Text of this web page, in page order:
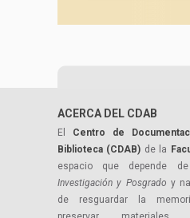
ACERCA DEL CDAB
El Centro de
Biblioteca (CDAB) de la
espacio que depende
Investigación y Posgrado y
de resguardar la